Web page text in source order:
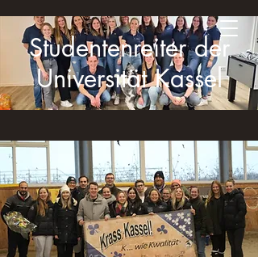
Studentenreiter der
Universität Kassel